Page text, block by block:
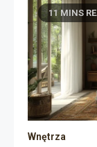
11 MINS
Wnętrza